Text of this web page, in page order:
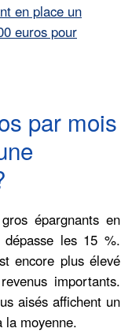
en place un
euros pour
par mois
épargnants en
dépasse les 15 %.
encore plus élevé
importants.
aisés affichent un
la moyenne.